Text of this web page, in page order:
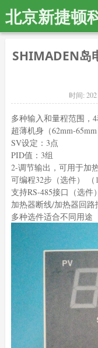
北京新捷顿
SHIMADEN岛
时间:
多种输入和量程范围，
超薄机身（62mm-
SV设定：3点
PID值：3组
2-调节输出，可用于加
可编程32步（选件） （
支持RS-485接口（选件
加热器断线/加热器回
多种选件适合不同用途